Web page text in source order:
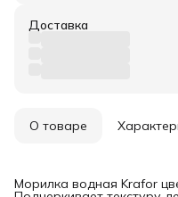
Доставка
О товаре
Морилка водная Krafor